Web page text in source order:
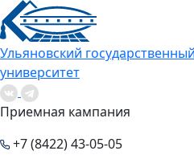
Ульяновский
университет
Приемная кампания
+7 (8422) 43-05-05